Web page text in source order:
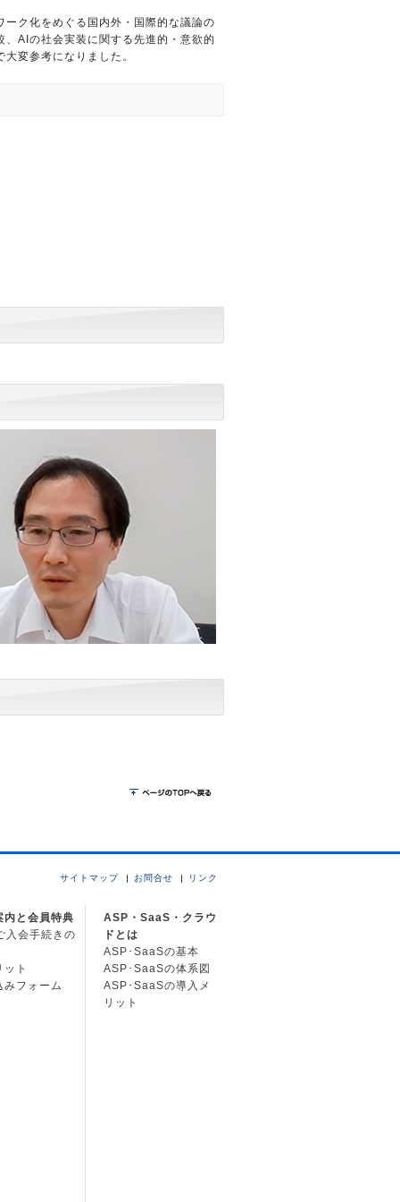
ク化をめぐる国内外・国際的な議論の
AIの社会実装に関する先進的・意欲的
変参考になりました。
サイトマップ お問合せ リンク
内と会員特典
入会手続きの
ト
みフォーム
ASP・SaaS・クラウ
ドとは
ASP･SaaSの基本
ASP･SaaSの体系図
ASP･SaaSの導入メ
リット